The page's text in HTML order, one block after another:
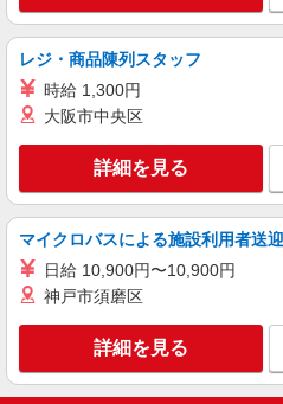
派遣社員
株式会社kotrio /●MT-H-1854218
福祉看護は人
時給2000円
い・週払いOK/履
甲斐市内
キープ
業務委託
SOMPOヘルスサポート株式会社 全
特定保健指導（
報酬：完全出来高制 報酬額（
・事業所一括面
レジ・商品陳列スタッフ
時給 1,300円
大阪市中央区
詳細を見る
マイクロバスによる施設利用者送
日給 10,900円〜10,900円
神戸市須磨区
詳細を見る